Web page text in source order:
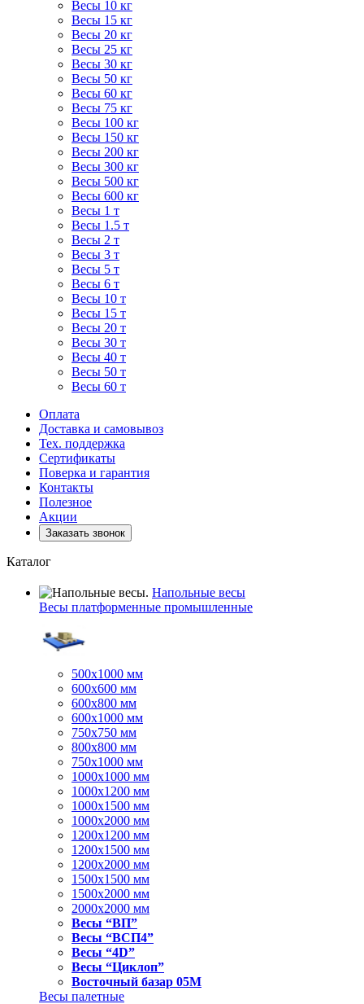
Весы 10 кг
Весы 15 кг
Весы 20 кг
Весы 25 кг
Весы 30 кг
Весы 50 кг
Весы 60 кг
Весы 75 кг
Весы 100 кг
Весы 150 кг
Весы 200 кг
Весы 300 кг
Весы 500 кг
Весы 600 кг
Весы 1 т
Весы 1.5 т
Весы 2 т
Весы 3 т
Весы 5 т
Весы 6 т
Весы 10 т
Весы 15 т
Весы 20 т
Весы 30 т
Весы 40 т
Весы 50 т
Весы 60 т
Оплата
Доставка и самовывоз
Тех. поддержка
Сертификаты
Поверка и гарантия
Контакты
Полезное
Акции
Заказать звонок
Каталог
Напольные весы
Весы платформенные промышленные
500x1000 мм
600x600 мм
600x800 мм
600x1000 мм
750x750 мм
800x800 мм
750x1000 мм
1000x1000 мм
1000x1200 мм
1000x1500 мм
1000x2000 мм
1200x1200 мм
1200x1500 мм
1200x2000 мм
1500x1500 мм
1500x2000 мм
2000x2000 мм
Весы “ВП”
Весы “ВСП4”
Весы “4D”
Весы “Циклоп”
Восточный базар 05M
Весы палетные